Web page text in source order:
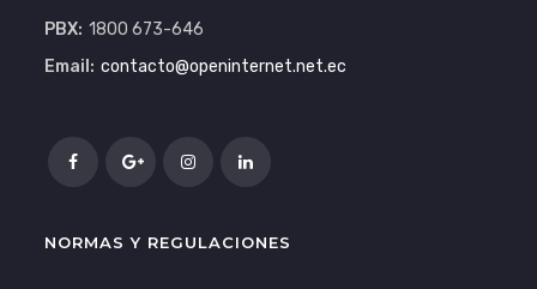
PBX: 1800 673-646
Email: contacto@openinternet.net.ec
NORMAS Y REGULACIONES